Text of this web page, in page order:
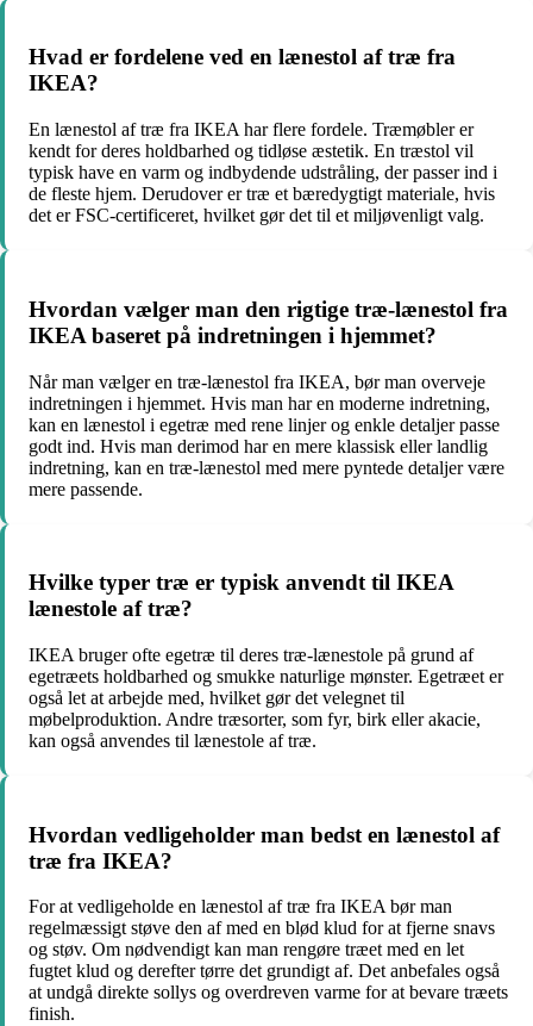
Hvad er fordelene ved en lænestol af træ fra
IKEA?
En lænestol af træ fra IKEA har flere fordele. Træmøbler er
kendt for deres holdbarhed og tidløse æstetik. En træstol vil
typisk have en varm og indbydende udstråling, der passer ind i
de fleste hjem. Derudover er træ et bæredygtigt materiale, hvis
det er FSC-certificeret, hvilket gør det til et miljøvenligt valg.
Hvordan vælger man den rigtige træ-lænestol fra
IKEA baseret på indretningen i hjemmet?
Når man vælger en træ-lænestol fra IKEA, bør man overveje
indretningen i hjemmet. Hvis man har en moderne indretning,
kan en lænestol i egetræ med rene linjer og enkle detaljer passe
godt ind. Hvis man derimod har en mere klassisk eller landlig
indretning, kan en træ-lænestol med mere pyntede detaljer være
mere passende.
Hvilke typer træ er typisk anvendt til IKEA
lænestole af træ?
IKEA bruger ofte egetræ til deres træ-lænestole på grund af
egetræets holdbarhed og smukke naturlige mønster. Egetræet er
også let at arbejde med, hvilket gør det velegnet til
møbelproduktion. Andre træsorter, som fyr, birk eller akacie,
kan også anvendes til lænestole af træ.
Hvordan vedligeholder man bedst en lænestol af
træ fra IKEA?
For at vedligeholde en lænestol af træ fra IKEA bør man
regelmæssigt støve den af med en blød klud for at fjerne snavs
og støv. Om nødvendigt kan man rengøre træet med en let
fugtet klud og derefter tørre det grundigt af. Det anbefales også
at undgå direkte sollys og overdreven varme for at bevare træets
finish.